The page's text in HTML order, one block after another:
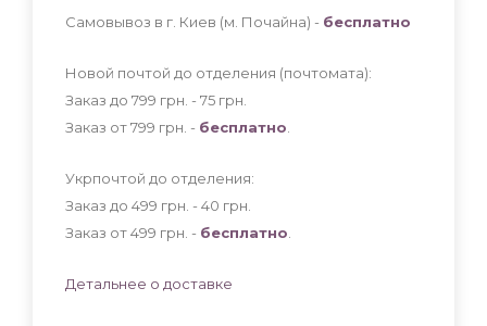
Самовывоз в г. Киев (м. Почайна) - бесплатно
Новой почтой до отделения (почтомата):
Заказ до 799 грн. - 75 грн
Заказ от 799 грн. - бесплатно
Укрпочтой до отделения:
Заказ до 499 грн. - 40 грн
Заказ от 499 грн. - бесплатно
Детальнее о доставке